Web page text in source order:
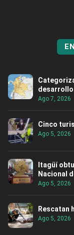
Ago 7, 2026
Cinco
Ago 5, 2026
Itagüí
Nacional
Ago 5, 2026
Rescatan
Ago 5, 2026